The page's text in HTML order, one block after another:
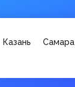
Казань Самара